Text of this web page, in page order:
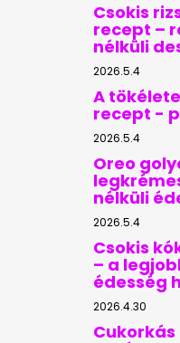
Csokis
recept –
nélküli
2026.5.4
A
recept -
2026.5.4
Oreo
nélküli
2026.5.4
Csokis
– a
édesség
2026.4.30
Cukorkás